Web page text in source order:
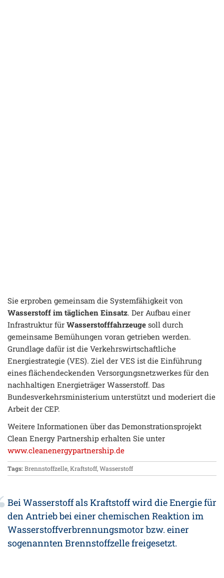
Sie erproben gemeinsam die Systemfähigkeit von
Wasserstoff im täglichen Einsatz. Der Aufbau einer
Infrastruktur für Wasserstofffahrzeuge soll durch
gemeinsame Bemühungen voran getrieben werden.
Grundlage dafür ist die Verkehrswirtschaftliche
Energiestrategie (VES). Ziel der VES ist die Einführung
eines flächendeckenden Versorgungsnetzwerkes für den
nachhaltigen Energieträger Wasserstoff. Das
Bundesverkehrsministerium unterstützt und moderiert die
Arbeit der CEP.
Weitere Informationen über das Demonstrationsprojekt
Clean Energy Partnership erhalten Sie unter
www.cleanenergypartnership.de
Tags:Brennstoffzelle,Kraftstoff,Wasserstoff
Bei Wasserstoff als Kraftstoff wird die Energie für
den Antrieb bei einer chemischen Reaktion im
Wasserstoffverbrennungsmotor bzw. einer
sogenannten Brennstoffzelle freigesetzt.